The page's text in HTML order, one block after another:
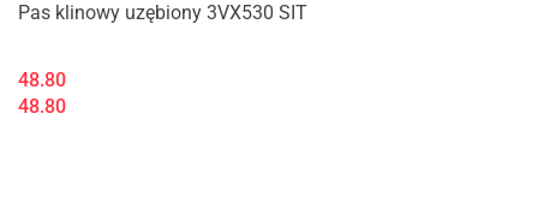
Pas klinowy uzębiony 3VX530 SIT
48.80
48.80